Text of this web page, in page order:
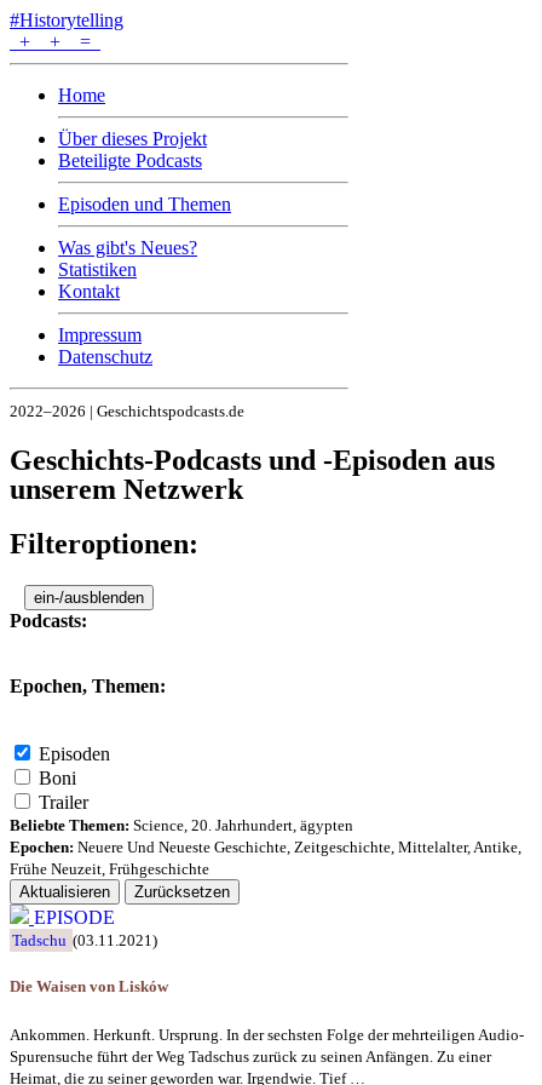
#Historytelling
+
+ =
Home
Über dieses Projekt
Beteiligte Podcasts
Episoden und Themen
Was gibt's Neues?
Statistiken
Kontakt
Impressum
Datenschutz
2022–2026 | Geschichtspodcasts.de
Geschichts-Podcasts und -Episoden aus
unserem Netzwerk
Filteroptionen:
ein-/ausblenden
Podcasts:
Epochen, Themen:
Episoden
Boni
Trailer
Beliebte Themen: Science 20. Jahrhundert ägypten
Epochen: Neuere Und Neueste Geschichte Zeitgeschichte Mittelalter, Antike
Frühe Neuzeit Frühgeschichte
Aktualisieren
Zurücksetzen
EPISODE
Tadschu (03.11.2021)
Die Waisen von Lisków
Ankommen. Herkunft. Ursprung. In der sechsten Folge der mehrteiligen Audio-
Spurensuche führt der Weg Tadschus zurück zu seinen Anfängen. Zu einer
Heimat, die zu seiner geworden war. Irgendwie. Tief …